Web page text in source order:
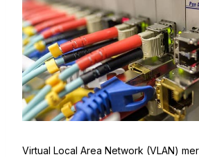
Virtual Local Area Network (VLAN)